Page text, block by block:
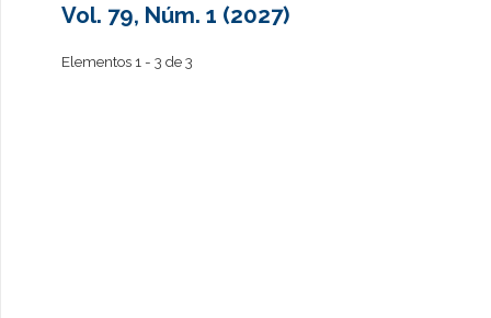
Vol. 79, Núm. 1 (2027)
Elementos 1 - 3 de 3